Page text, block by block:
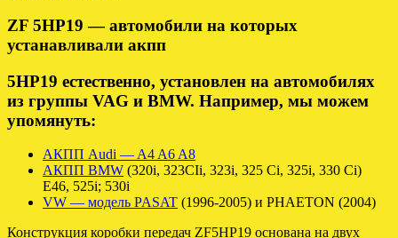
ZF 5HP19 — автомобили на которых
устанавливали акпп
5HP19 естественно, установлен на автомобилях
из группы VAG и BMW. Например, мы можем
упомянуть:
АКПП Audi — A4 A6 A8
АКПП BMW (320i, 323CIi, 323i, 325 Ci, 325i, 330 Ci)
E46, 525i; 530i
VW — модель PASAT (1996-2005) и PHAETON (2004)
Конструкция коробки передач ZF5HP19 основана на двух